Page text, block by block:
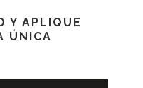
Y APLIQUE
ÚNICA